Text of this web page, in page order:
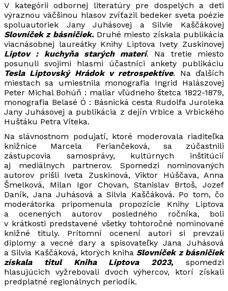
V kategórii odbornej literatúry pre dospelých a deti
výraznou väčšinou hlasov zvíťazil bedeker sveta poézie
spoluautoriek Jany Juhásovej a Silvie Kaščákovej
Slovníček z básničiek.Druhé miesto získala publikácia
viacnásobnej laureátky Knihy Liptova Ivety Zuskinovej
Liptov
: kuchyňa starých materí. Na tretie miesto
posunuli svojimi hlasmi účastníci ankety publikáciu
Tesla Liptovský Hrádok v retrospektíve. Na ďalších
miestach sa umiestnila monografia Ingrid Halászovej
Peter Michal Bohúň : maliar vľúdneho štetca 1822-1879,
monografia Belasé Ó : Básnická cesta Rudolfa Juroleka
Jany Juhásovej a publikácia z dejín Vrbice a Vrbického
Huštáku Petra Víteka.
Na slávnostnom podujatí, ktoré moderovala riaditeľka
knižnice Marcela Feriančeková, sa zúčastnili
zástupcovia samosprávy, kultúrnych inštitúcií
aj mediálnych partnerov. Spomedzi nominovaných
autorov prišli Iveta Zuskinová, Viktor Húščava, Anna
Šmelková, Milan Igor Chovan, Stanislav Brtoš, Jozef
Daník, Jana Juhásová a Silvia Kaščáková. Po tom, čo
moderátorka pripomenula propozície Knihy Liptova
a ocenených autorov posledného ročníka, boli
v krátkosti predstavené všetky tohtoročné nominované
knižné tituly. Prítomní ocenení autori si prevzali
diplomy a vecné dary a spisovateľky Jana Juhásová
a Silvia Kaščáková, ktorých knihaSlovníček z básničiek
získala titul Kniha Liptova 2023, spomedzi
hlasujúcich vyžrebovali dvoch výhercov, ktorí získali
predplatné regionálnych periodík.